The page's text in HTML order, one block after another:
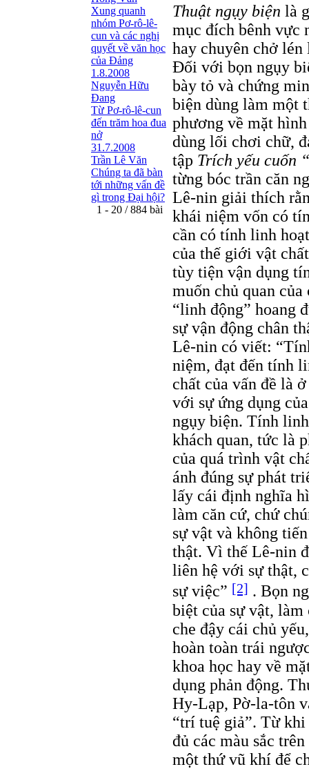
Xung quanh
nhóm Pơ-rô-lê-
cun và các nghị
quyết về văn học
của Đảng
1.8.2008
Nguyễn Hữu
Đang
Từ Pơ-rô-lê-cun
đến trăm hoa đua
nở
31.7.2008
Trần Lê Văn
Chúng ta đã bàn
tới những vấn đề
gì trong Đại hội?
1 - 20 / 884 bài
Thuật ngụy biện là
mục đích bênh vực
hay chuyên chở
Đối với bọn ngụy
bày tỏ và chứng
biện dùng làm một
phương về mặt
dùng lối chơi chữ,
tập Trích yếu cuốn
từng bóc trần căn
Lê-nin giải thích
khái niệm vốn có
cần có tính linh
của thế giới vật
tùy tiện vận dụng
muốn chủ quan
“linh động” hoang
sự vận động chân
Lê-nin có viết:
niệm, đạt đến tính
chất của vấn đề là
với sự ứng dụng
ngụy biện. Tính
khách quan, tức là
của quá trình vật
ánh đúng sự phát
lấy cái định nghĩa
làm căn cứ, chứ
sự vật và không
thật. Vì thế Lê-nin
liên hệ với sự thật,
sự việc” [2] . Bọn
biệt của sự vật,
che đậy cái chủ
hoàn toàn trái
khoa học hay về
dụng phản động.
Hy-Lạp, Pờ-la-tôn
“trí tuệ giả”. Từ
đủ các màu sắc
một thứ vũ khí để